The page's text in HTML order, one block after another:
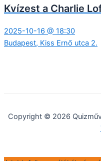
Kvízest a Charlie
2025-10-16 @ 18:30
Budapest, Kiss Ernő utca 2.
Copyright © 2026